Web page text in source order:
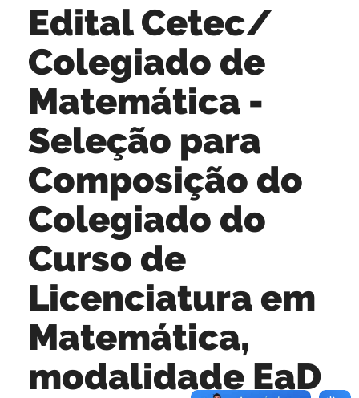
Edital Cetec/
Colegiado de
Matemática -
Seleção para
Composição do
Colegiado do
Curso de
Licenciatura em
Matemática,
modalidade EaD